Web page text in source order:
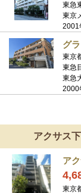
東急
東京
2001
グ
東京
東急
東急
2000
アクサス
ア
東京